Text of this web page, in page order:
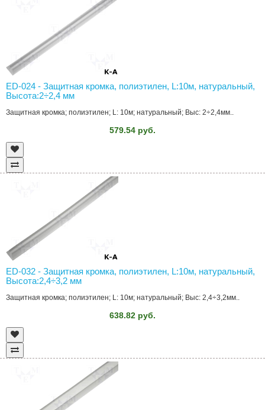
ED-024 - Защитная кромка, полиэтилен, L:10м, натуральный,
Высота:2÷2,4 мм
Защитная кромка; полиэтилен; L: 10м; натуральный; Выс: 2÷2,4мм..
579.54 руб.
ED-032 - Защитная кромка, полиэтилен, L:10м, натуральный,
Высота:2,4÷3,2 мм
Защитная кромка; полиэтилен; L: 10м; натуральный; Выс: 2,4÷3,2мм..
638.82 руб.